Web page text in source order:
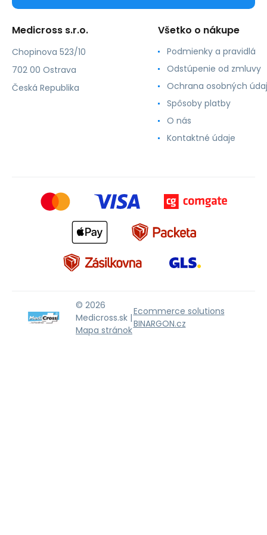
Medicross s.r.o.
Chopinova 523/10
702 00 Ostrava
Česká Republika
Všetko o nákupe
Podmienky a pravidlá
Odstúpenie od zmluvy
Ochrana osobných
Spôsoby platby
O nás
Kontaktné údaje
© 2026
Medicross.sk |
Mapa stránok
Ecommerce solutions
BINARGON.cz